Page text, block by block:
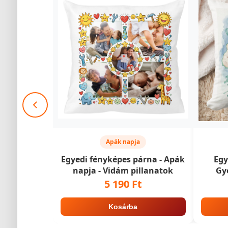
Apák napja
Egyedi fényképes párna - Apák
napja - Vidám pillanatok
5 190 Ft
Kosárba